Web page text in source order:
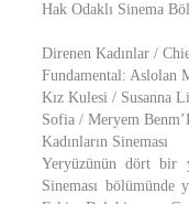
Hak Odaklı Sinema
Direnen Kadınlar /
Fundamental: Aslolan
Kız Kulesi / Susanna
Sofia / Meryem
Kadınların Sineması
Yeryüzünün dört bir
Sineması bölümünde